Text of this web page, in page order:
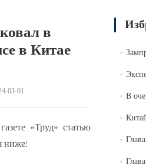
в
в Китае
03-01
«Труд» статью
ниже:
В